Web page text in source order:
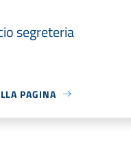
segreteria
PAGINA